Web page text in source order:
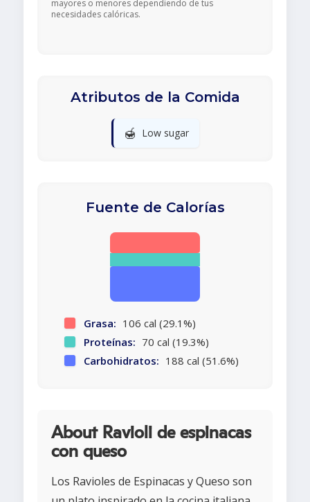
mayores o menores dependiendo de tus
necesidades calóricas.
Atributos de la Comida
🍯 Low sugar
Fuente de Calorías
Grasa: 106 cal (29.1%)
Proteínas: 70 cal (19.3%)
Carbohidratos: 188 cal (51.6%)
About Ravioli de espinacas
con queso
Los Ravioles de Espinacas y Queso son